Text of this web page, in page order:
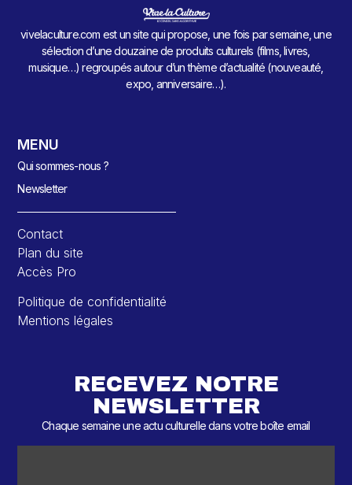
vivelaculture.com est un site qui propose, une fois par semaine, une
sélection d’une douzaine de produits culturels (films, livres,
musique…) regroupés autour d’un thème d’actualité (nouveauté,
expo, anniversaire…).
MENU
Qui sommes-nous ?
Newsletter
Contact
Plan du site
Accès Pro
Politique de confidentialité
Mentions légales
RECEVEZ NOTRE
NEWSLETTER
Chaque semaine une actu culturelle dans votre boîte email